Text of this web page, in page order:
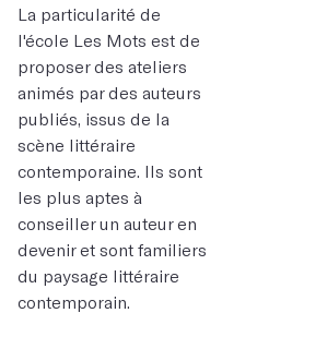
La particularité de
l'école Les Mots est de
proposer des ateliers
animés par des auteurs
publiés, issus de la
scène littéraire
contemporaine. Ils sont
les plus aptes à
conseiller un auteur en
devenir et sont familiers
du paysage littéraire
contemporain.